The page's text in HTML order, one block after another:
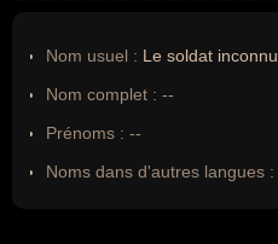
Nom usuel : Le soldat inconnu
Nom complet : --
Prénoms : --
Noms dans d'autres langues :